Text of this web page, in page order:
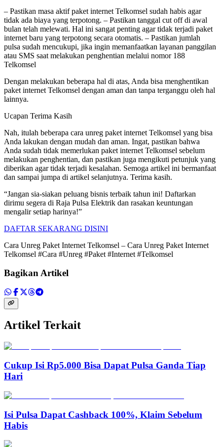
– Pastikan masa aktif paket internet Telkomsel sudah habis agar
tidak ada biaya yang terpotong. – Pastikan tanggal cut off di awal
bulan telah melewati. Hal ini sangat penting agar tidak terjadi paket
internet baru yang terpotong secara otomatis. – Pastikan jumlah
pulsa sudah mencukupi, jika ingin memanfaatkan layanan panggilan
atau SMS saat melakukan penghentian melalui nomor 188
Telkomsel
Dengan melakukan beberapa hal di atas, Anda bisa menghentikan
paket internet Telkomsel dengan aman dan tanpa terganggu oleh hal
lainnya.
Ucapan Terima Kasih
Nah, itulah beberapa cara unreg paket internet Telkomsel yang bisa
Anda lakukan dengan mudah dan aman. Ingat, pastikan bahwa
Anda sudah tidak memerlukan paket internet Telkomsel sebelum
melakukan penghentian, dan pastikan juga mengikuti petunjuk yang
diberikan agar tidak terjadi kesalahan. Semoga artikel ini bermanfaat
dan sampai jumpa di artikel selanjutnya. Terima kasih.
“Jangan sia-siakan peluang bisnis terbaik tahun ini! Daftarkan
dirimu segera di Raja Pulsa Elektrik dan rasakan keuntungan
mengalir setiap harinya!”
DAFTAR SEKARANG DISINI
Cara Unreg Paket Internet Telkomsel – Cara Unreg Paket Internet
Telkomsel #Cara #Unreg #Paket #Internet #Telkomsel
Bagikan Artikel
Artikel Terkait
Cukup Isi Rp5.000 Bisa Dapat Pulsa Ganda Tiap
Hari
Isi Pulsa Dapat Cashback 100%, Klaim Sebelum
Habis